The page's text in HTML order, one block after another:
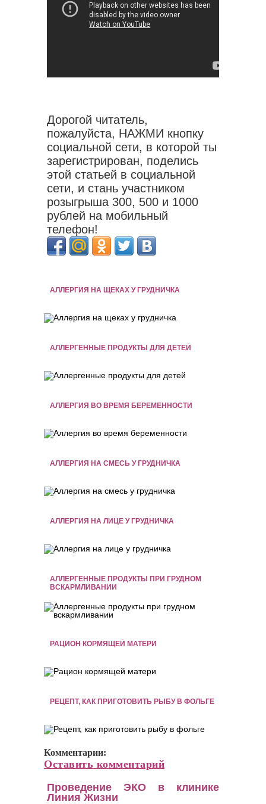
Дорогой читатель,
пожалуйста, НАЖМИ кнопку
социальной сети, в которой ты
зарегистрирован, поделись
этой статьей в социальной
сети, и стань участником
розыгрыша 300, 500 и 1000
рублей на мобильный
телефон!
АЛЛЕРГИЯ НА ЩЕКАХ У ГРУДНИЧКА
АЛЛЕРГЕННЫЕ ПРОДУКТЫ ДЛЯ ДЕТЕЙ
АЛЛЕРГИЯ ВО ВРЕМЯ БЕРЕМЕННОСТИ
АЛЛЕРГИЯ НА СМЕСЬ У ГРУДНИЧКА
АЛЛЕРГИЯ НА ЛИЦЕ У ГРУДНИЧКА
АЛЛЕРГЕННЫЕ ПРОДУКТЫ ПРИ ГРУДНОМ
ВСКАРМЛИВАНИИ
РАЦИОН КОРМЯЩЕЙ МАТЕРИ
РЕЦЕПТ, КАК ПРИГОТОВИТЬ РЫБУ В ФОЛЬГЕ
Комментарии:
Оставить комментарий
Проведение ЭКО в клинике
Линия Жизни